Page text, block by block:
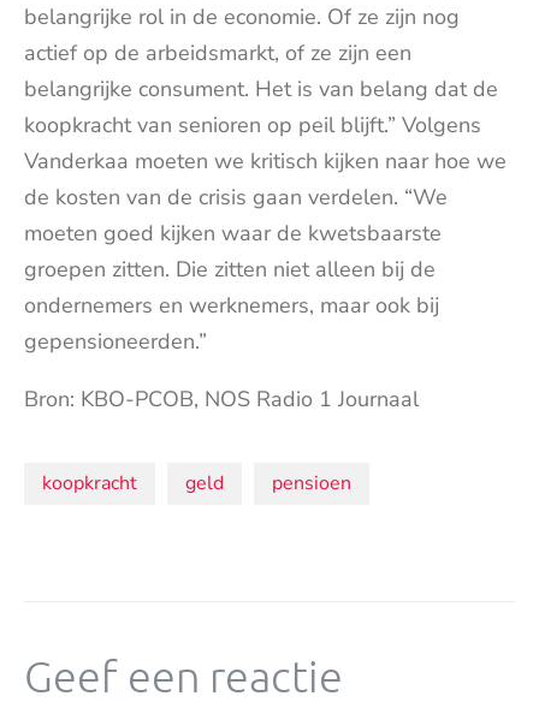
belangrijke rol in de economie. Of ze zijn nog
actief op de arbeidsmarkt, of ze zijn een
belangrijke consument. Het is van belang dat de
koopkracht van senioren op peil blijft.” Volgens
Vanderkaa moeten we kritisch kijken naar hoe we
de kosten van de crisis gaan verdelen. “We
moeten goed kijken waar de kwetsbaarste
groepen zitten. Die zitten niet alleen bij de
ondernemers en werknemers, maar ook bij
gepensioneerden.”
Bron: KBO-PCOB, NOS Radio 1 Journaal
Onderwerpen:
koopkracht geld pensioen
Geef een reactie